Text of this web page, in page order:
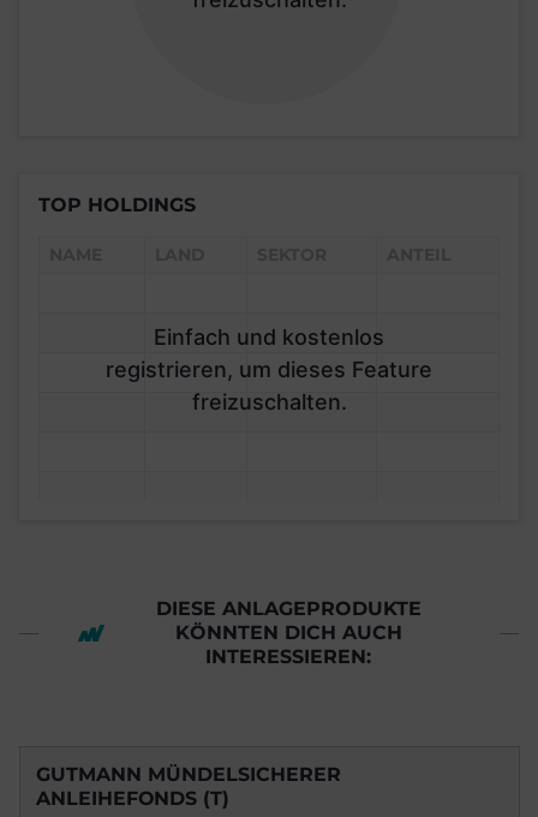
TOP HOLDINGS
Einfach und kostenlos
registrieren, um dieses Feature
freizuschalten.
DIESE ANLAGEPRODUKTE
KÖNNTEN DICH AUCH
INTERESSIEREN:
GUTMANN MÜNDELSICHERER
ANLEIHEFONDS (T)